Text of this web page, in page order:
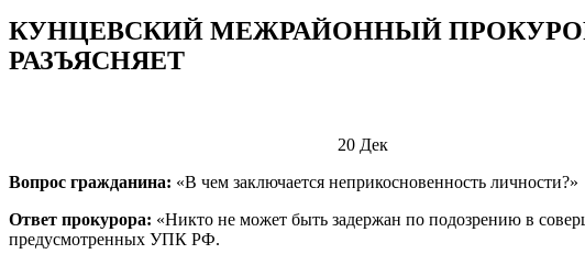
КУНЦЕВСКИЙ МЕЖРАЙОННЫЙ
РАЗЪЯСНЯЕТ
20 Дек
Вопрос гражданина: «В чем заключается неприкосновенность личности?»
Ответ прокурора: «Никто не может быть задержан по подозрению в
предусмотренных УПК РФ.